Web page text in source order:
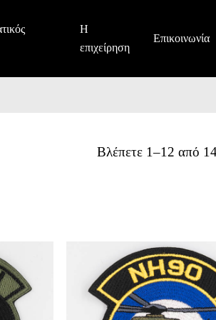
Η
επιχείρηση
Επικοινωνία
Βλέπετε 1–12 από